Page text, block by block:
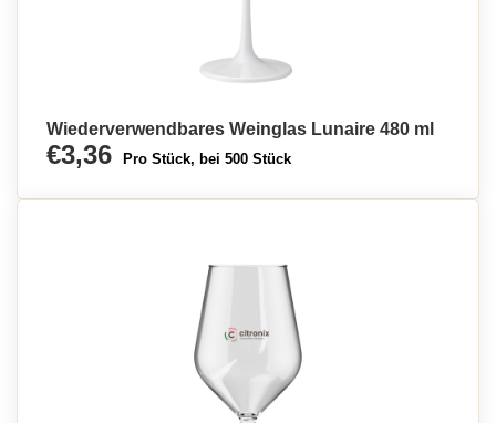
Wiederverwendbares Weinglas Lunaire 480 ml
€3,36 Pro Stück, bei 500 Stück